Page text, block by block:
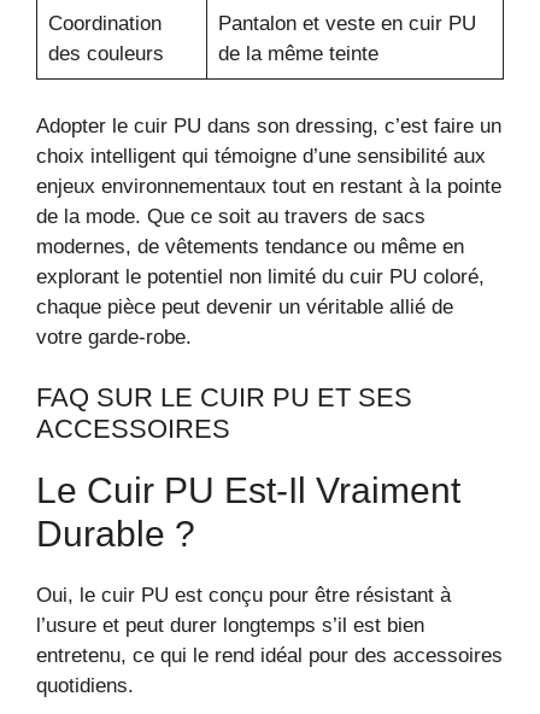
Coordination
des couleurs
Pantalon et veste en cuir PU
de la même teinte
Adopter le cuir PU dans son dressing, c’est faire un
choix intelligent qui témoigne d’une sensibilité aux
enjeux environnementaux tout en restant à la pointe
de la mode. Que ce soit au travers de sacs
modernes, de vêtements tendance ou même en
explorant le potentiel non limité du cuir PU coloré,
chaque pièce peut devenir un véritable allié de
votre garde-robe.
FAQ SUR LE CUIR PU ET SES
ACCESSOIRES
Le Cuir PU Est-Il Vraiment
Durable ?
Oui, le cuir PU est conçu pour être résistant à
l’usure et peut durer longtemps s’il est bien
entretenu, ce qui le rend idéal pour des accessoires
quotidiens.